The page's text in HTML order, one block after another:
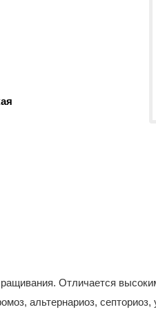
Отличается
альтернариоз, септориоз,